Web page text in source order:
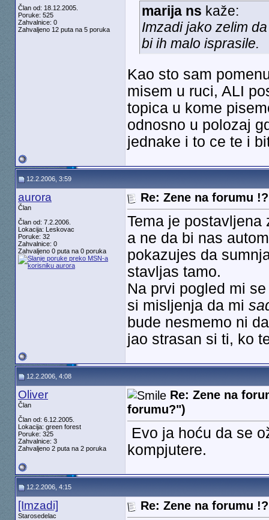
Član od: 18.12.2005.
Poruke: 525
Zahvalnice: 0
Zahvaljeno 12 puta na 5 poruka
marija ns kaže:
Imzadi jako zelim
bi ih malo isprasile.
Kao sto sam
misem u ruci, ALI
topica u kome
odnosno u polozaj
jednake i to ce te i
12.2.2006, 3:59
aurora
Član
Član od: 7.2.2006.
Lokacija: Leskovac
Poruke: 32
Zahvalnice: 0
Zahvaljeno 0 puta na 0 poruka
Re: Zene na forumu
Tema je
a ne da bi nas
pokazujes da
stavljas tamo.
Na prvi pogled mi
si misljenja da mi
bude nesmemo ni
jao strasan si ti, ko
12.2.2006, 4:08
Oliver
Član
Član od: 6.12.2005.
Lokacija: green forest
Poruke: 325
Zahvalnice: 3
Zahvaljeno 2 puta na 2 poruka
Re: Zene na
forumu?")
Evo ja hoću da se
kompjutere.
12.2.2006, 4:15
[Imzadi]
Starosedelac
Re: Zene na forumu